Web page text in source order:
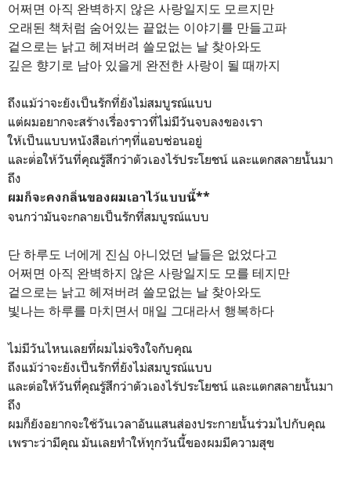
어쩌면 아직 완벽하지 않은 사랑일지도 모르지만
오래된 책처럼 숨어있는 끝없는 이야기를 만들고파
겉으로는 낡고 헤져버려 쓸모없는 날 찾아와도
깊은 향기로 남아 있을게 완전한 사랑이 될 때까지
ถึงแม้ว่าจะยังเป็นรักที่ยังไม่สมบูรณ์แบบ
แต่ผมอยากจะสร้างเรื่องราวที่ไม่มีวันจบลงของเรา
ให้เป็นแบบหนังสือเก่าๆที่แอบซ่อนอยู่
และต่่อให้วันที่คุณรู้สึกว่าตัวเองไร้ประโยชน์ และแตกสลายนั้นมา
ถึง
ผมก็จะคงกลิ่นของผมเอาไว้แบบนี้**
จนกว่ามันจะกลายเป็นรักที่สมบูรณ์แบบ
단 하루도 너에게 진심 아니었던 날들은 없었다고
어쩌면 아직 완벽하지 않은 사랑일지도 모를 테지만
겉으로는 낡고 헤져버려 쓸모없는 날 찾아와도
빛나는 하루를 마치면서 매일 그대라서 행복하다
ไม่มีวันไหนเลยที่ผมไม่จริงใจกับคุณ
ถึงแม้ว่าจะยังเป็นรักที่ยังไม่สมบูรณ์แบบ
และต่อให้วันที่คุณรู้สึกว่าตัวเองไร้ประโยชน์ และแตกสลายนั้นมา
ถึง
ผมก็ยังอยากจะใช้วันเวลาอันแสนส่องประกายนั้นร่วมไปกับคุณ
เพราะว่ามีคุณ มันเลยทำให้ทุกวันนี้ของผมมีความสุข